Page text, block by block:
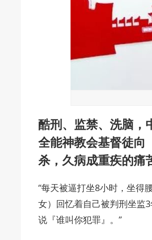
酷刑、监禁、洗脑，
全能神教会基督徒向
杀，久病成重疾的痛
“每天被逼打坐8小时，坐得
女）回忆着自己被判刑坐监
说『谁叫你犯罪』。”